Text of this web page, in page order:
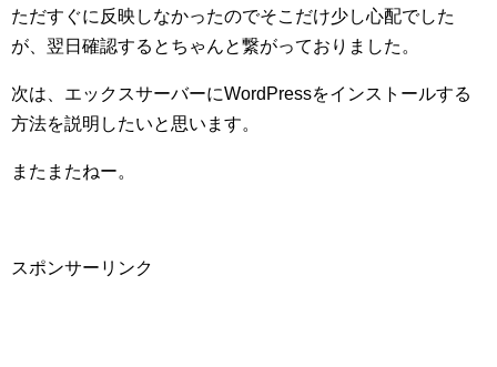
ただすぐに反映しなかったのでそこだけ少し心配でした
が、翌日確認するとちゃんと繋がっておりました。
次は、エックスサーバーにWordPressをインストールする
方法を説明したいと思います。
またまたねー。
スポンサーリンク